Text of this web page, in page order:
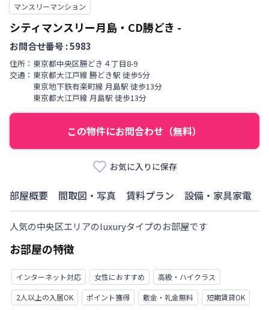
マンスリーマンション
シティマンスリー月島・CD勝どき -
お問合せ番号 :5983
住所： 東京都中央区勝どき ４丁目8-9
交通： 東京都大江戸線 勝どき駅 徒歩5分
東京地下鉄有楽町線 月島駅 徒歩13分
東京都大江戸線 月島駅 徒歩13分
この物件にお問合わせ（無料）
お気に入りに保存
部屋概要 間取図・写真 賃料プラン 設備・家具家電
人気の中央区エリアのluxuryタイプのお部屋です
お部屋の特徴
インターネット対応 女性におすすめ
高級・ハイクラス
2人以上の入居OK
ポイント獲得 敷金・礼金無料
短期賃貸OK